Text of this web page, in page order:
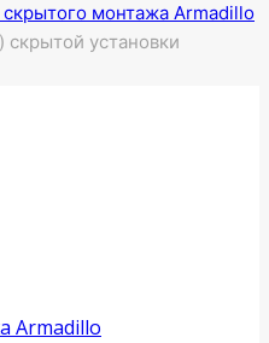
монтажа Armadillo
установки
Armadillo